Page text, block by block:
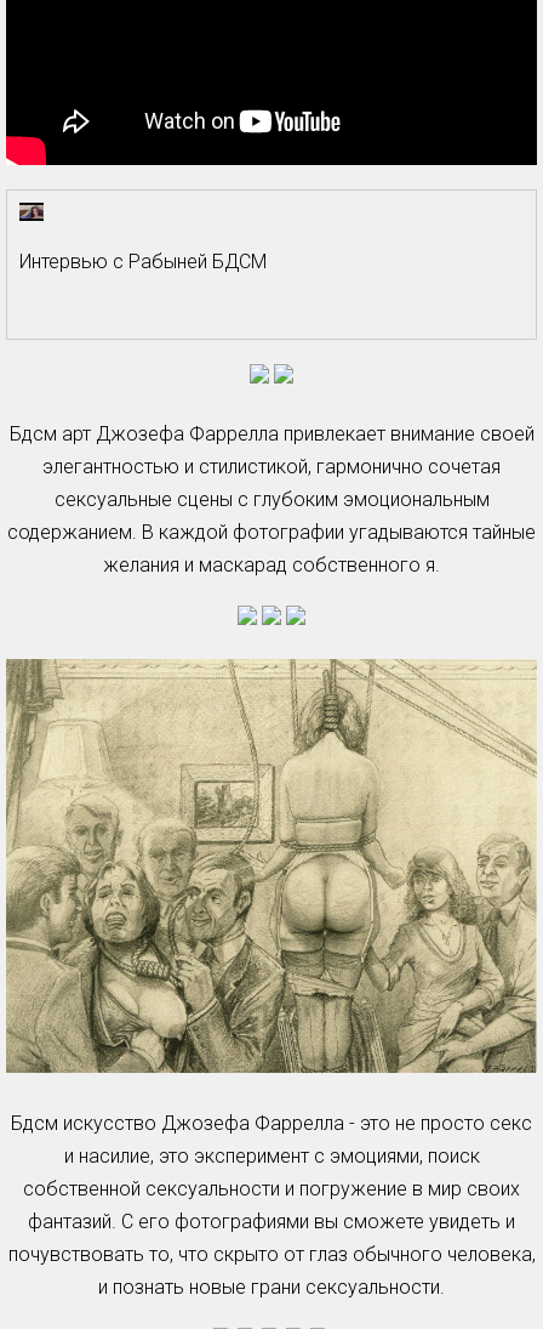
Интервью с Рабыней БДСМ
Бдсм арт Джозефа Фаррелла привлекает внимание своей
элегантностью и стилистикой, гармонично сочетая
сексуальные сцены с глубоким эмоциональным
содержанием. В каждой фотографии угадываются тайные
желания и маскарад собственного я.
Бдсм искусство Джозефа Фаррелла - это не просто секс
и насилие, это эксперимент с эмоциями, поиск
собственной сексуальности и погружение в мир своих
фантазий. С его фотографиями вы сможете увидеть и
почувствовать то, что скрыто от глаз обычного человека,
и познать новые грани сексуальности.